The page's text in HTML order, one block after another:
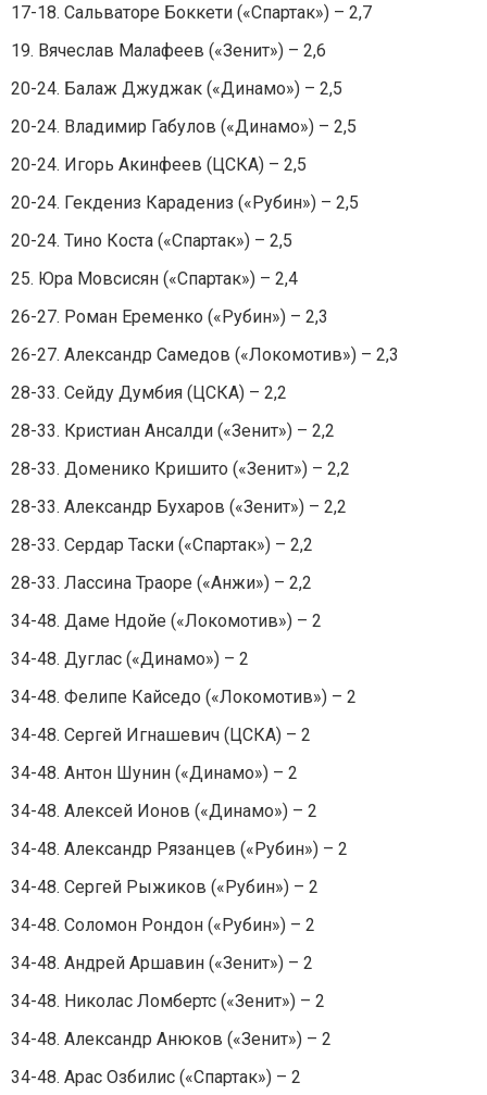
17-18. Сальваторе Боккети («Спартак») – 2,7
19. Вячеслав Малафеев («Зенит») – 2,6
20-24. Балаж Джуджак («Динамо») – 2,5
20-24. Владимир Габулов («Динамо») – 2,5
20-24. Игорь Акинфеев (ЦСКА) – 2,5
20-24. Гекдениз Карадениз («Рубин») – 2,5
20-24. Тино Коста («Спартак») – 2,5
25. Юра Мовсисян («Спартак») – 2,4
26-27. Роман Еременко («Рубин») – 2,3
26-27. Александр Самедов («Локомотив») – 2,3
28-33. Сейду Думбия (ЦСКА) – 2,2
28-33. Кристиан Ансалди («Зенит») – 2,2
28-33. Доменико Кришито («Зенит») – 2,2
28-33. Александр Бухаров («Зенит») – 2,2
28-33. Сердар Таски («Спартак») – 2,2
28-33. Лассина Траоре («Анжи») – 2,2
34-48. Даме Ндойе («Локомотив») – 2
34-48. Дуглас («Динамо») – 2
34-48. Фелипе Кайседо («Локомотив») – 2
34-48. Сергей Игнашевич (ЦСКА) – 2
34-48. Антон Шунин («Динамо») – 2
34-48. Алексей Ионов («Динамо») – 2
34-48. Александр Рязанцев («Рубин») – 2
34-48. Сергей Рыжиков («Рубин») – 2
34-48. Соломон Рондон («Рубин») – 2
34-48. Андрей Аршавин («Зенит») – 2
34-48. Николас Ломбертс («Зенит») – 2
34-48. Александр Анюков («Зенит») – 2
34-48. Арас Озбилис («Спартак») – 2